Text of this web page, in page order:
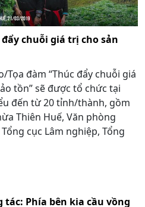
chuỗi giá trị cho sản
Tọa đàm “Thúc đẩy chuỗi giá
tồn” sẽ được tổ chức tại
đến từ 20 tỉnh/thành, gồm
Thiên Huế, Văn phòng
cục Lâm nghiệp, Tổng
tác: Phía bên kia cầu vồng